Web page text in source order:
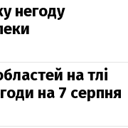
негоду
на тлі
на 7 серпня